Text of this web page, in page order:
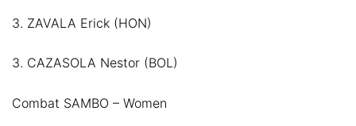
3. ZAVALA Erick (HON)
3. CAZASOLA Nestor (BOL)
Combat SAMBO – Women